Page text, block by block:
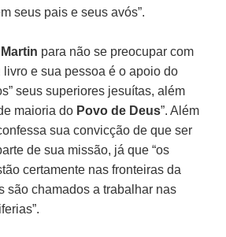
seus pais e seus avós”.
Martin para não se preocupar com
livro e sua pessoa é o apoio do
seus superiores jesuítas, além
maioria do Povo de Deus”. Além
sua convicção de que ser
de sua missão, já que “os
certamente nas fronteiras da
são chamados a trabalhar nas